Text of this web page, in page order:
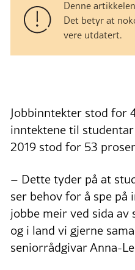
Denne
Det betyr at
vere utdatert.
Jobbinntekter stod for
inntektene til
2019 stod for 53
– Dette tyder på at
ser behov for å spe på
jobbe meir ved sida av
og i land vi gjerne
seniorrådgivar Anna-